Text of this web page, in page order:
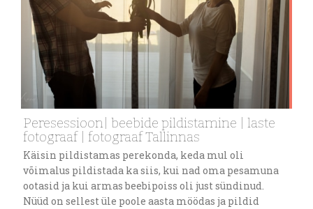
Peresessioon| beebide pildistamine | laste
fotograaf | fotograaf Tallinnas
Käisin pildistamas perekonda, keda mul oli
võimalus pildistada ka siis, kui nad oma pesamuna
ootasid ja kui armas beebipoiss oli just sündinud.
Nüüd on sellest üle poole aasta möödas ja pildid